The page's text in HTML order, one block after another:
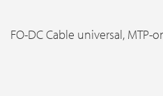
FO-DC Cable universal, MTP-